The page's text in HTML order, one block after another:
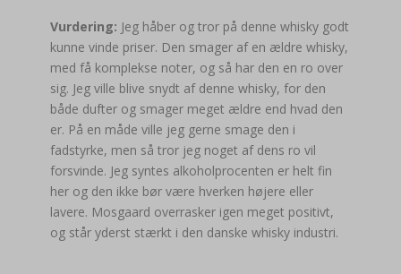
Vurdering: Jeg håber og tror på denne whisky godt
kunne vinde priser. Den smager af en ældre whisky,
med få komplekse noter, og så har den en ro over
sig. Jeg ville blive snydt af denne whisky, for den
både dufter og smager meget ældre end hvad den
er. På en måde ville jeg gerne smage den i
fadstyrke, men så tror jeg noget af dens ro vil
forsvinde. Jeg syntes alkoholprocenten er helt fin
her og den ikke bør være hverken højere eller
lavere. Mosgaard overrasker igen meget positivt,
og står yderst stærkt i den danske whisky industri.